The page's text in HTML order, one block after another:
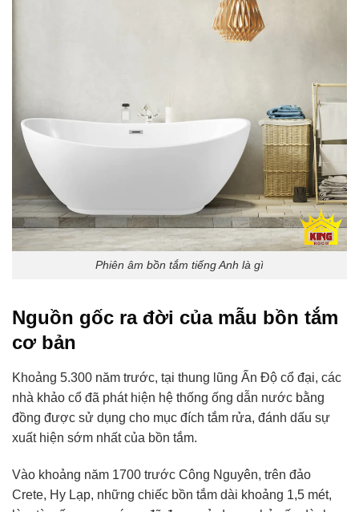
Phiên âm bồn tắm tiếng Anh là gì
Nguồn gốc ra đời của mẫu bồn tắm
cơ bản
Khoảng 5.300 năm trước, tại thung lũng Ấn Độ cổ đại, các
nhà khảo cổ đã phát hiện hệ thống ống dẫn nước bằng
đồng được sử dụng cho mục đích tắm rửa, đánh dấu sự
xuất hiện sớm nhất của bồn tắm.
Vào khoảng năm 1700 trước Công Nguyên, trên đảo
Crete, Hy Lạp, những chiếc bồn tắm dài khoảng 1,5 mét,